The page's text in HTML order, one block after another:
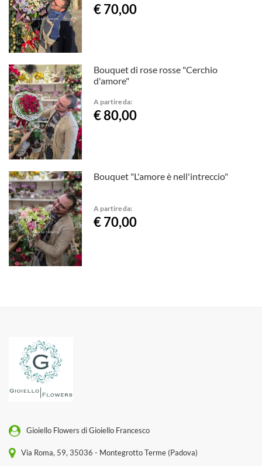
€ 70,00
Bouquet di rose rosse "Cerchio
d'amore"
A partire da:
€ 80,00
Bouquet "L'amore è nell'intreccio"
A partire da:
€ 70,00
Gioiello Flowers di Gioiello Francesco
Via Roma, 59, 35036 - Montegrotto Terme (Padova)